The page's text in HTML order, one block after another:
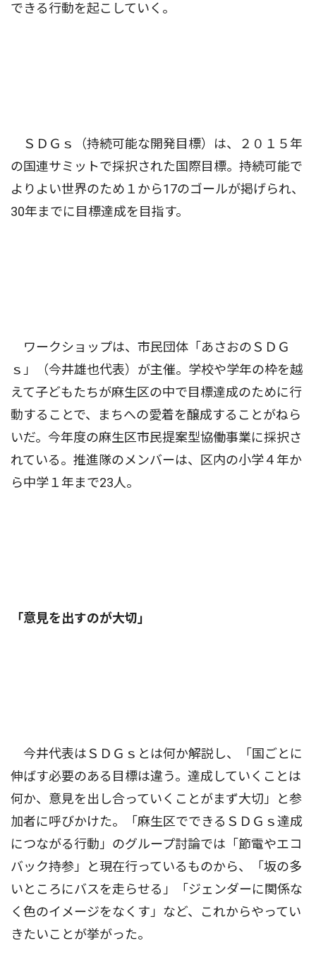
できる行動を起こしていく。
ＳＤＧｓ（持続可能な開発目標）は、２０１５年
の国連サミットで採択された国際目標。持続可能で
よりよい世界のため１から17のゴールが掲げられ、
30年までに目標達成を目指す。
ワークショップは、市民団体「あさおのＳＤＧ
ｓ」（今井雄也代表）が主催。学校や学年の枠を越
えて子どもたちが麻生区の中で目標達成のために行
動することで、まちへの愛着を醸成することがねら
いだ。今年度の麻生区市民提案型協働事業に採択さ
れている。推進隊のメンバーは、区内の小学４年か
ら中学１年まで23人。
「意見を出すのが大切」
今井代表はＳＤＧｓとは何か解説し、「国ごとに
伸ばす必要のある目標は違う。達成していくことは
何か、意見を出し合っていくことがまず大切」と参
加者に呼びかけた。「麻生区でできるＳＤＧｓ達成
につながる行動」のグループ討論では「節電やエコ
バック持参」と現在行っているものから、「坂の多
いところにバスを走らせる」「ジェンダーに関係な
く色のイメージをなくす」など、これからやってい
きたいことが挙がった。